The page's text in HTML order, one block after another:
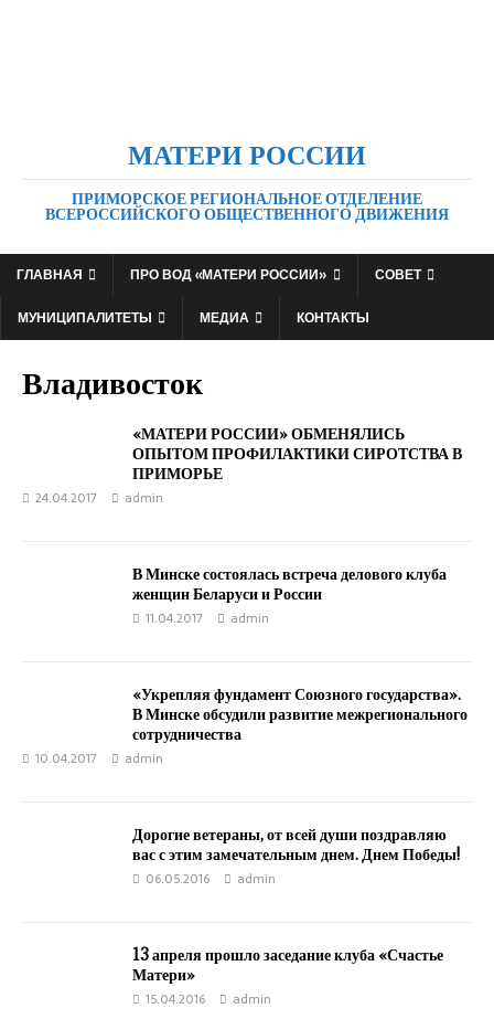
МАТЕРИ РОССИИ
ПРИМОРСКОЕ РЕГИОНАЛЬНОЕ ОТДЕЛЕНИЕ
ВСЕРОССИЙСКОГО ОБЩЕСТВЕННОГО ДВИЖЕНИЯ
ГЛАВНАЯ ПРО ВОД «МАТЕРИ РОССИИ»
СОВЕТ
МУНИЦИПАЛИТЕТЫ
МЕДИА КОНТАКТЫ
Владивосток
«МАТЕРИ РОССИИ» ОБМЕНЯЛИСЬ
ОПЫТОМ ПРОФИЛАКТИКИ СИРОТСТВА В
ПРИМОРЬЕ
24.04.2017 admin
В Минске состоялась встреча делового клуба
женщин Беларуси и России
11.04.2017 admin
«Укрепляя фундамент Союзного государства».
В Минске обсудили развитие межрегионального
сотрудничества
10.04.2017 admin
Дорогие ветераны, от всей души поздравляю
вас с этим замечательным днем. Днем Победы!
06.05.2016 admin
13 апреля прошло заседание клуба «Счастье
Матери»
15.04.2016 admin